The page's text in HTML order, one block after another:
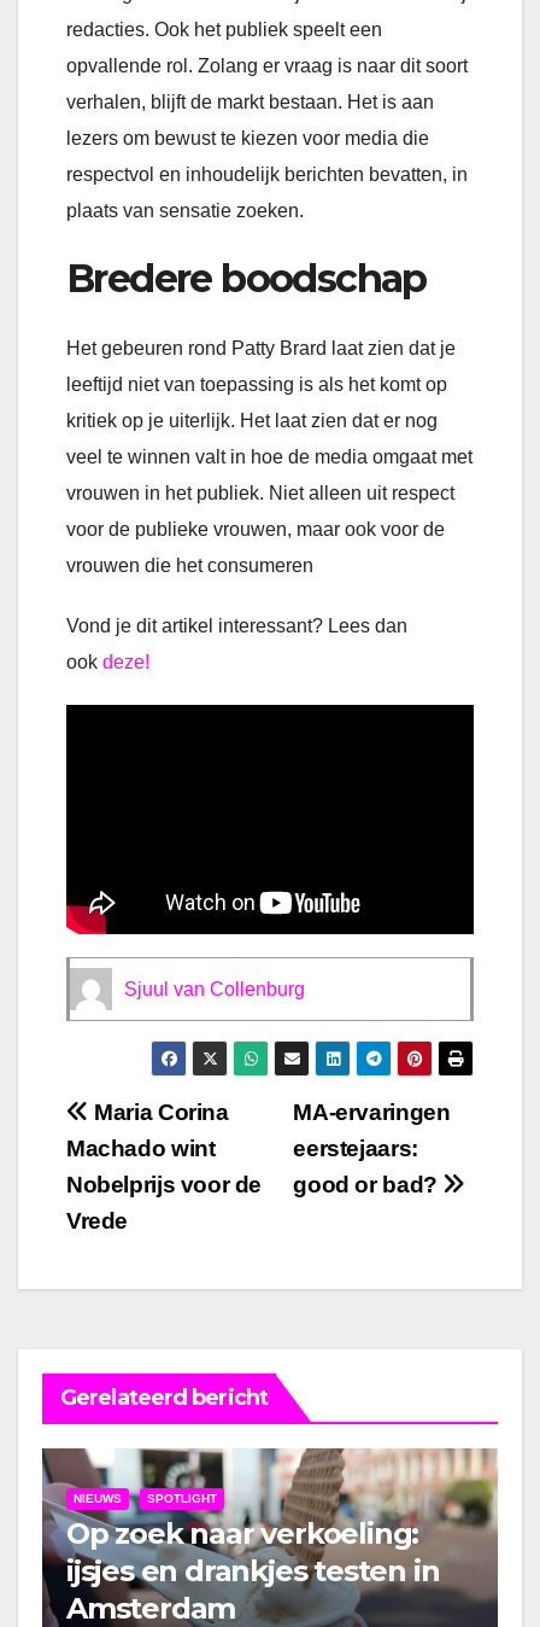
redacties. Ook het publiek speelt een
opvallende rol. Zolang er vraag is naar dit soort
verhalen, blijft de markt bestaan. Het is aan
lezers om bewust te kiezen voor media die
respectvol en inhoudelijk berichten bevatten, in
plaats van sensatie zoeken.
Bredere boodschap
Het gebeuren rond Patty Brard laat zien dat je
leeftijd niet van toepassing is als het komt op
kritiek op je uiterlijk. Het laat zien dat er nog
veel te winnen valt in hoe de media omgaat met
vrouwen in het publiek. Niet alleen uit respect
voor de publieke vrouwen, maar ook voor de
vrouwen die het consumeren
Vond je dit artikel interessant? Lees dan
ook deze!
Sjuul van Collenburg
Bericht
navigatie
MA-ervaringen
eerstejaars:
good or bad?
Maria Corina
Machado wint
Nobelprijs voor de
Vrede
Gerelateerd bericht
NIEUWS SPOTLIGHT
Op zoek naar verkoeling:
ijsjes en drankjes testen in
Amsterdam